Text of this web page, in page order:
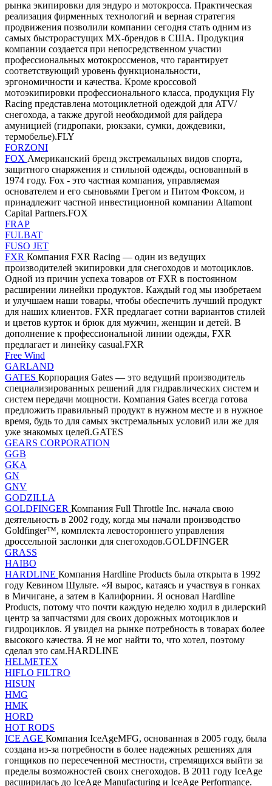
рынка экипировки для эндуро и мотокросса. Практическая
реализация фирменных технологий и верная стратегия
продвижения позволили компании сегодня стать одним из
самых быстрорастущих MX-брендов в США. Продукция
компании создается при непосредственном участии
профессиональных мотокроссменов, что гарантирует
соответствующий уровень функциональности,
эргономичности и качества. Кроме кроссовой
мотоэкипировки профессионального класса, продукция Fly
Racing представлена мотоциклетной одеждой для ATV/
снегохода, а также другой необходимой для райдера
амуницией (гидропаки, рюкзаки, сумки, дождевики,
термобелье).FLY
FORZONI
FOX Американский бренд экстремальных видов спорта,
защитного снаряжения и стильной одежды, основанный в
1974 году. Fox - это частная компания, управляемая
основателем и его сыновьями Грегом и Питом Фоксом, и
принадлежит частной инвестиционной компании Altamont
Capital Partners.FOX
FRAP
FULBAT
FUSO JET
FXR Компания FXR Racing — один из ведущих
производителей экипировки для снегоходов и мотоциклов.
Одной из причин успеха товаров от FXR в постоянном
расширении линейки продуктов. Каждый год мы изобретаем
и улучшаем наши товары, чтобы обеспечить лучший продукт
для наших клиентов. FXR предлагает сотни вариантов стилей
и цветов курток и брюк для мужчин, женщин и детей. В
дополнение к профессиональной линии одежды, FXR
предлагает и линейку casual.FXR
Free Wind
GARLAND
GATES Корпорация Gates — это ведущий производитель
специализированных решений для гидравлических систем и
систем передачи мощности. Компания Gates всегда готова
предложить правильный продукт в нужном месте и в нужное
время, будь то для самых экстремальных условий или же для
уже знакомых целей.GATES
GEARS CORPORATION
GGB
GKA
GN
GNV
GODZILLA
GOLDFINGER Компания Full Throttle Inc. начала свою
деятельность в 2002 году, когда мы начали производство
Goldfinger™, комплекта левостороннего управления
дроссельной заслонки для снегоходов.GOLDFINGER
GRASS
HAIBO
HARDLINE Компания Hardline Products была открыта в 1992
году Кевином Шульте. «Я вырос, катаясь и участвуя в гонках
в Мичигане, а затем в Калифорнии. Я основал Hardline
Products, потому что почти каждую неделю ходил в дилерский
центр за запчастями для своих дорожных мотоциклов и
гидроциклов. Я увидел на рынке потребность в товарах более
высокого качества. Я не мог найти то, что хотел, поэтому
сделал это сам.HARDLINE
HELMETEX
HIFLO FILTRO
HISUN
HMG
HMK
HORD
HOT RODS
ICE AGE Компания IceAgeMFG, основанная в 2005 году, была
создана из-за потребности в более надежных решениях для
гонщиков по пересеченной местности, стремящихся выйти за
пределы возможностей своих снегоходов. В 2011 году IceAge
расширилась до IceAge Manufacturing и IceAge Performance.